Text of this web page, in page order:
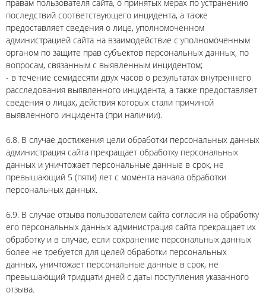
правам пользователя сайта, о принятых мерах по устранению
последствий соответствующего инцидента, а также
предоставляет сведения о лице, уполномоченном
администрацией сайта на взаимодействие с уполномоченным
органом по защите прав субъектов персональных данных, по
вопросам, связанным с выявленным инцидентом;
- в течение семидесяти двух часов о результатах внутреннего
расследования выявленного инцидента, а также предоставляет
сведения о лицах, действия которых стали причиной
выявленного инцидента (при наличии).
6.8. В случае достижения цели обработки персональных данных
администрация сайта прекращает обработку персональных
данных и уничтожает персональные данные в срок, не
превышающий 5 (пяти) лет с момента начала обработки
персональных данных.
6.9. В случае отзыва пользователем сайта согласия на обработку
его персональных данных администрация сайта прекращает их
обработку и в случае, если сохранение персональных данных
более не требуется для целей обработки персональных
данных, уничтожает персональные данные в срок, не
превышающий тридцати дней с даты поступления указанного
отзыва.